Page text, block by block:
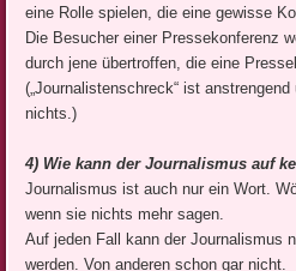
eine Rolle spielen, die eine gewisse
Die Besucher einer Pressekonferenz
durch jene übertroffen, die eine
(„Journalistenschreck“ ist
nichts.)
4) Wie kann der Journalismus auf
Journalismus ist auch nur ein Wort.
wenn sie nichts mehr sagen.
Auf jeden Fall kann der Journalismus
werden. Von anderen schon gar nicht.